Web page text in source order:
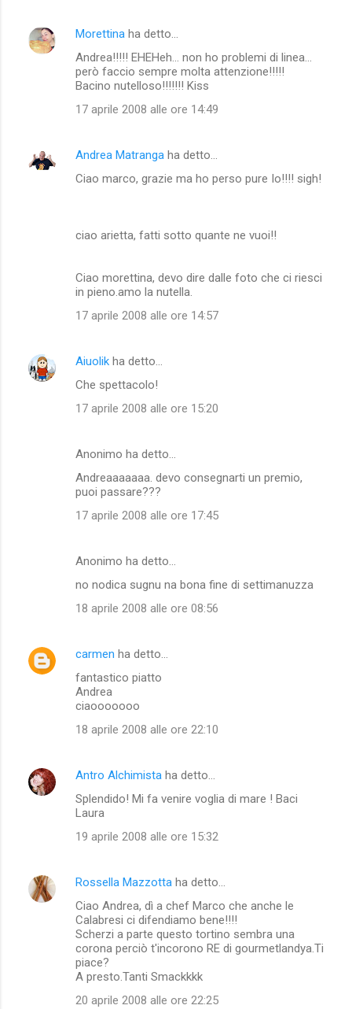
Morettina ha detto…
Andrea!!!!! EHEHeh... non ho problemi di linea...
però faccio sempre molta attenzione!!!!!
Bacino nutelloso!!!!!!! Kiss
17 aprile 2008 alle ore 14:49
Andrea Matranga ha detto…
Ciao marco, grazie ma ho perso pure Io!!!! sigh!
ciao arietta, fatti sotto quante ne vuoi!!
Ciao morettina, devo dire dalle foto che ci riesci
in pieno.amo la nutella.
17 aprile 2008 alle ore 14:57
Aiuolik ha detto…
Che spettacolo!
17 aprile 2008 alle ore 15:20
Anonimo ha detto…
Andreaaaaaaa. devo consegnarti un premio,
puoi passare???
17 aprile 2008 alle ore 17:45
Anonimo ha detto…
no nodica sugnu na bona fine di settimanuzza
18 aprile 2008 alle ore 08:56
carmen ha detto…
fantastico piatto
Andrea
ciaooooooo
18 aprile 2008 alle ore 22:10
Antro Alchimista ha detto…
Splendido! Mi fa venire voglia di mare ! Baci
Laura
19 aprile 2008 alle ore 15:32
Rossella Mazzotta ha detto…
Ciao Andrea, dì a chef Marco che anche le
Calabresi ci difendiamo bene!!!!
Scherzi a parte questo tortino sembra una
corona perciò t'incorono RE di gourmetlandya.Ti
piace?
A presto.Tanti Smackkkk
20 aprile 2008 alle ore 22:25